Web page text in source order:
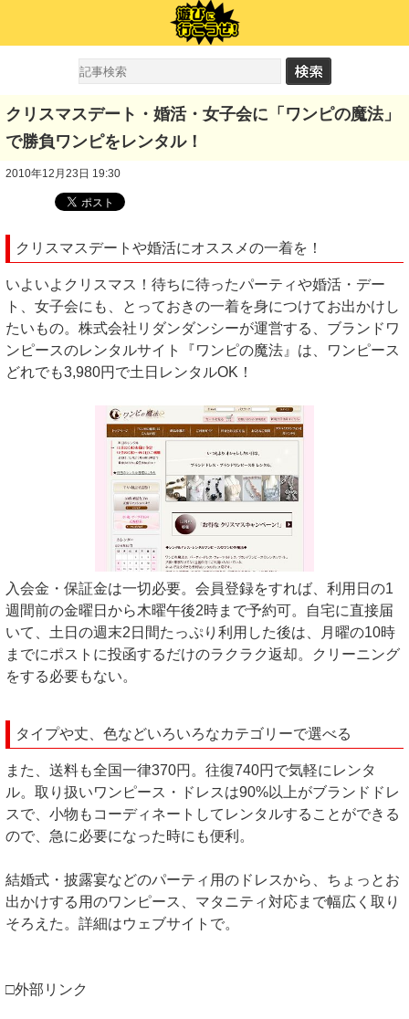
クリスマスデート・婚活・女子会に「ワンピの魔法」
で勝負ワンピをレンタル！
2010年12月23日 19:30
クリスマスデートや婚活にオススメの一着を！
いよいよクリスマス！待ちに待ったパーティや婚活・デー
ト、女子会にも、とっておきの一着を身につけてお出かけし
たいもの。株式会社リダンダンシーが運営する、ブランドワ
ンピースのレンタルサイト『ワンピの魔法』は、ワンピース
どれでも3,980円で土日レンタルOK！
入会金・保証金は一切必要。会員登録をすれば、利用日の1
週間前の金曜日から木曜午後2時まで予約可。自宅に直接届
いて、土日の週末2日間たっぷり利用した後は、月曜の10時
までにポストに投函するだけのラクラク返却。クリーニング
をする必要もない。
タイプや丈、色などいろいろなカテゴリーで選べる
また、送料も全国一律370円。往復740円で気軽にレンタ
ル。取り扱いワンピース・ドレスは90%以上がブランドドレ
スで、小物もコーディネートしてレンタルすることができる
ので、急に必要になった時にも便利。
結婚式・披露宴などのパーティ用のドレスから、ちょっとお
出かけする用のワンピース、マタニティ対応まで幅広く取り
そろえた。詳細はウェブサイトで。
□外部リンク